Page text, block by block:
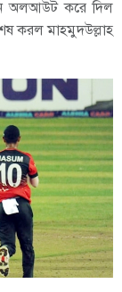
অলআউট করে দিল
করল মাহমুদউল্লাহ